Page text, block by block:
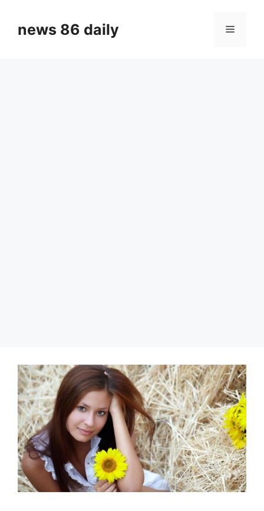
contentnews 86 daily Menu